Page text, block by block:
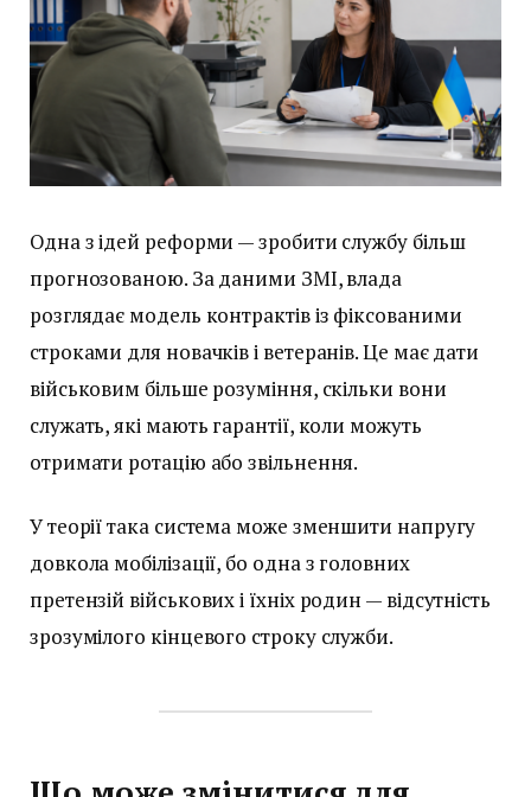
Одна з ідей реформи — зробити службу більш
прогнозованою. За даними ЗМІ, влада
розглядає модель контрактів із фіксованими
строками для новачків і ветеранів. Це має дати
військовим більше розуміння, скільки вони
служать, які мають гарантії, коли можуть
отримати ротацію або звільнення.
У теорії така система може зменшити напругу
довкола мобілізації, бо одна з головних
претензій військових і їхніх родин — відсутність
зрозумілого кінцевого строку служби.